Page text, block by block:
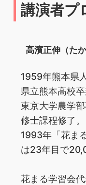
講演者プ
高濱正伸（た
1959年熊本県
県立熊本高校
東京大学農学
修士課程修了。
1993年「花ま
は23年目で
花まる学習会